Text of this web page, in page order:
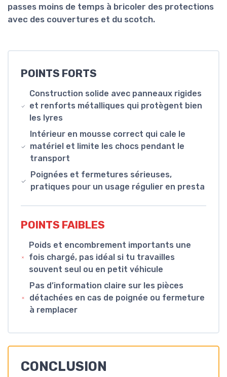
passes moins de temps à bricoler des protections
avec des couvertures et du scotch.
POINTS FORTS
Construction solide avec panneaux rigides
et renforts métalliques qui protègent bien
les lyres
Intérieur en mousse correct qui cale le
matériel et limite les chocs pendant le
transport
Poignées et fermetures sérieuses,
pratiques pour un usage régulier en presta
POINTS FAIBLES
Poids et encombrement importants une
fois chargé, pas idéal si tu travailles
souvent seul ou en petit véhicule
Pas d’information claire sur les pièces
détachées en cas de poignée ou fermeture
à remplacer
CONCLUSION